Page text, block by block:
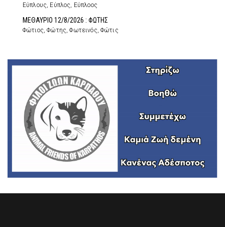
Εύπλους, Εύπλος, Εύπλοος
ΜΕΘΑΥΡΙΟ 12/8/2026 : ΦΩΤΗΣ
Φώτιος, Φώτης, Φωτεινός, Φώτις